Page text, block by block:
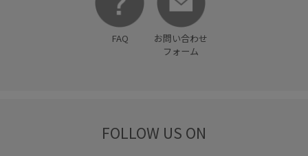
FAQ
お問い合わせ
フォーム
FOLLOW US ON